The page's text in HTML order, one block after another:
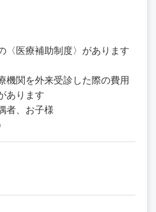
〈医療補助制度〉があります
機関を外来受診した際の費用
あります
者、お子様